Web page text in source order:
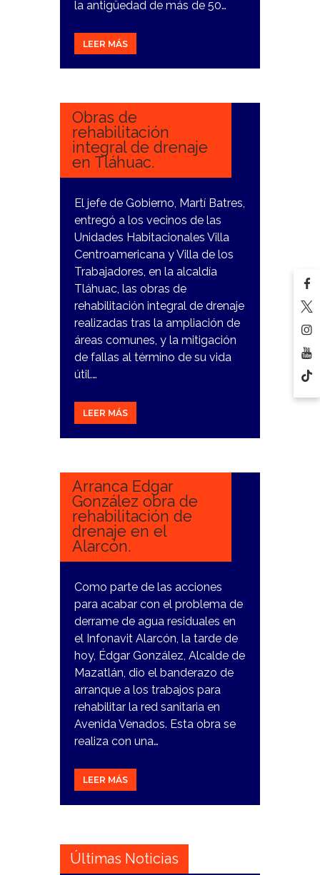
la antigüedad de más de 50…
LEER MÁS
26
Obras de
rehabilitación
integral de drenaje
en Tláhuac.
El jefe de Gobierno, Martí Batres,
entregó a los vecinos de las
Unidades Habitacionales Villa
Centroamericana y Villa de los
Trabajadores, en la alcaldía
Tláhuac, las obras de
rehabilitación integral de drenaje
realizadas tras la ampliación de
áreas comunes, y la mitigación
de fallas al término de su vida
útil.…
LEER MÁS
15
Arranca Edgar
González obra de
rehabilitación de
drenaje en el
Alarcón.
Como parte de las acciones
para acabar con el problema de
derrame de agua residuales en
el Infonavit Alarcón, la tarde de
hoy, Édgar González, Alcalde de
Mazatlán, dio el banderazo de
arranque a los trabajos para
rehabilitar la red sanitaria en
Avenida Venados. Esta obra se
realiza con una…
LEER MÁS
Últimas Noticias